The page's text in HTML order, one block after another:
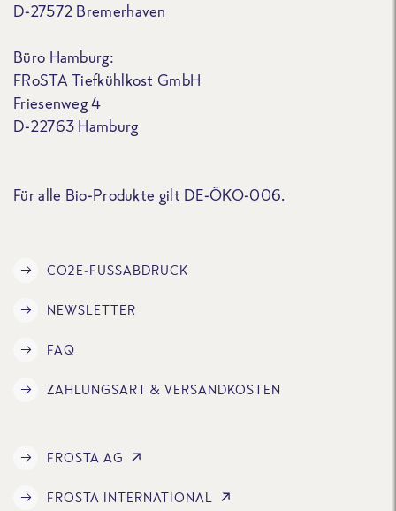
D-27572 Bremerhaven
Büro Hamburg:
FRoSTA Tiefkühlkost GmbH
Friesenweg 4
D-22763 Hamburg
Für alle Bio-Produkte gilt DE-ÖKO-006.
CO2E-FUSSABDRUCK
NEWSLETTER
FAQ
ZAHLUNGSART & VERSANDKOSTEN
FROSTA AG
FROSTA INTERNATIONAL